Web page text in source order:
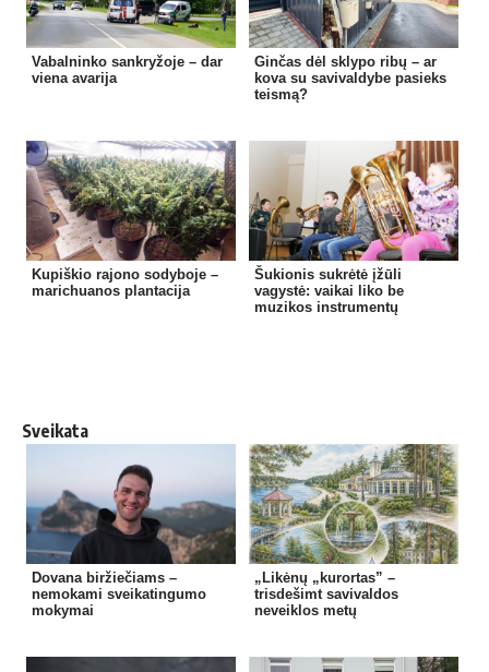
Vabalninko sankryžoje – dar
viena avarija
Ginčas dėl sklypo ribų – ar
kova su savivaldybe pasieks
teismą?
Kupiškio rajono sodyboje –
marichuanos plantacija
Šukionis sukrėtė įžūli
vagystė: vaikai liko be
muzikos instrumentų
Sveikata
Dovana biržiečiams –
nemokami sveikatingumo
mokymai
„Likėnų „kurortas” –
trisdešimt savivaldos
neveiklos metų